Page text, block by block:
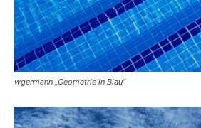
wgermann „Geometrie in Blau“